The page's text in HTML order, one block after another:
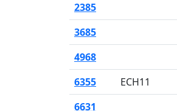
2385
3685
4968
6355
ECH11
6631